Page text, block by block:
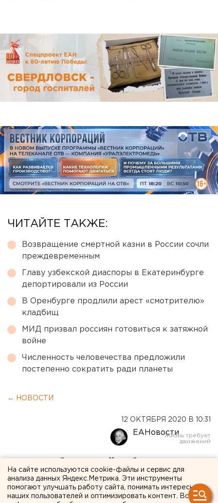
ЧИТАЙТЕ ТАКЖЕ:
Возвращение смертной казни в России сочли
преждевременным
Главу узбекской диаспоры в Екатеринбурге
депортировали из России
В Оренбурге продлили арест «смотрителю»
кладбищ
МИД призвал россиян готовиться к затяжной
войне
Численность человечества предложили
постепенно сократить ради планеты
← НОВОСТИ
12 ОКТЯБРЯ 2020 В 10:31
ЕАНовости
В Челябинской области
бизнесмена заподозрили в
незаконной вырубке
На сайте используются cookie-файлы и сервис для
анализа данных Яндекс.Метрика. Эти инструменты
помогают улучшать работу сайта, понимать интересы
наших пользователей и оптимизировать контент. Вся